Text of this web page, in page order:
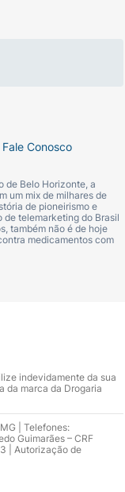
a Nova
Boom, mas
Coco para
por 24h e
e garante
acordo com a
cabelos
passe o
baixo (evite
toda a linha
significa que
o uso do
Fale Conosco
de Belo Horizonte, a
um mix de milhares de
de pioneirismo e
de telemarketing do Brasil
também não é de hoje
medicamentos com
indevidamente da sua
da marca da Drogaria
| Telefones:
Guimarães – CRF
| Autorização de